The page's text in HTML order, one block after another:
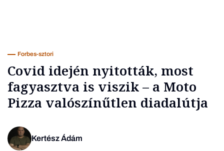
Üzlet
Forbes-sztori
Covid idején nyitották, most
fagyasztva is viszik – a Moto
Pizza valószínűtlen diadalútja
Kertész Ádám